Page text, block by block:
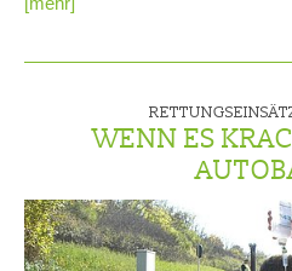
WENN ES